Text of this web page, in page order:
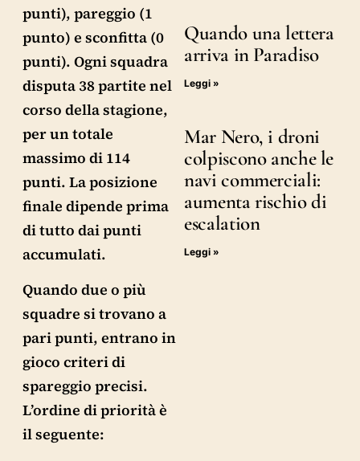
punti), pareggio (1
punto) e sconfitta (0
punti). Ogni squadra
disputa 38 partite nel
corso della stagione,
per un totale
massimo di 114
punti. La posizione
finale dipende prima
di tutto dai punti
accumulati.
Quando due o più
squadre si trovano a
pari punti, entrano in
gioco criteri di
spareggio precisi.
L’ordine di priorità è
il seguente:
Quando una lettera
arriva in Paradiso
Leggi »
Mar Nero, i droni
colpiscono anche le
navi commerciali:
aumenta rischio di
escalation
Leggi »